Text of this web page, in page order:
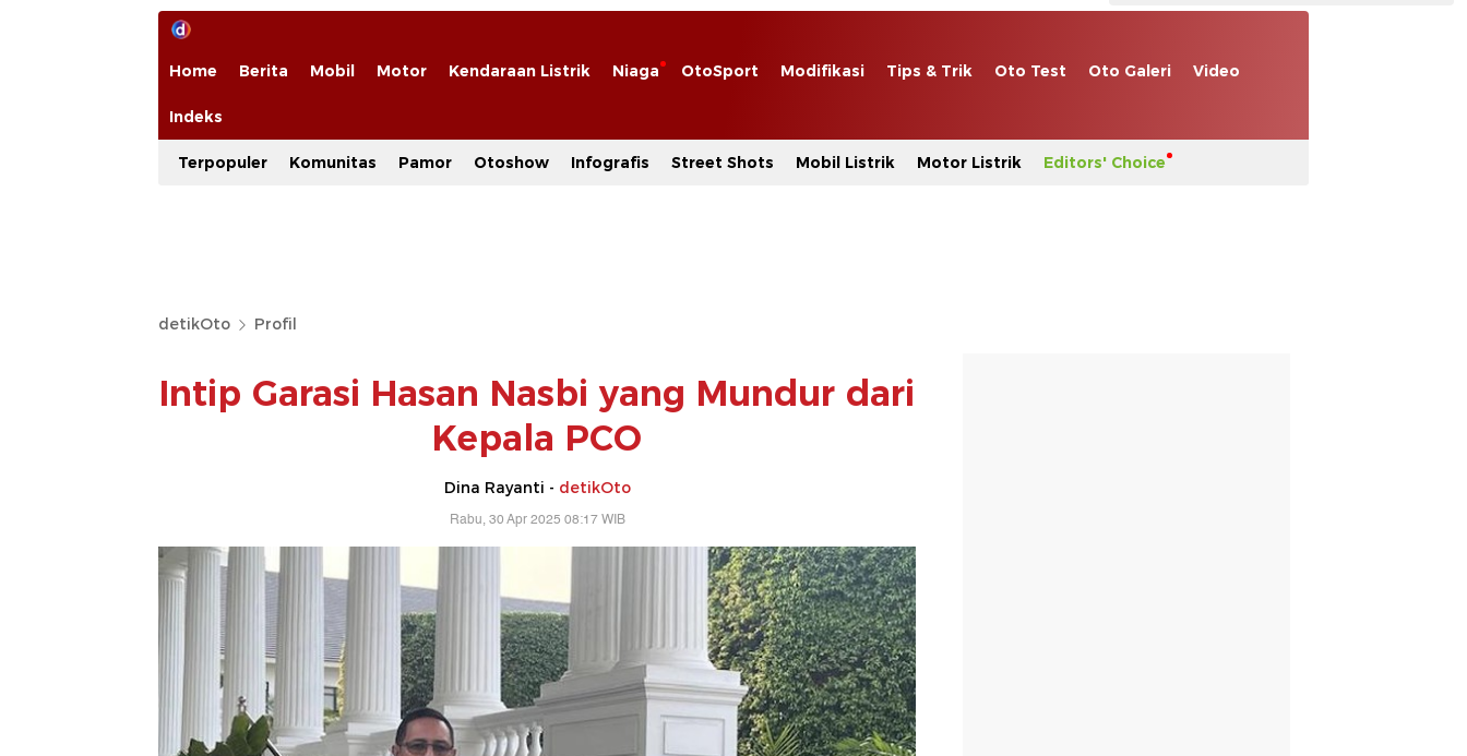
Home Berita Mobil Motor Kendaraan Listrik Niaga OtoSport Modifikasi Tips & Trik Oto Test Oto Galeri Video
Indeks
Terpopuler Komunitas Pamor Otoshow Infografis Street Shots Mobil Listrik Motor Listrik Editors' Choice
detikOto Profil
Intip Garasi Hasan Nasbi yang Mundur dari
Kepala PCO
Dina Rayanti - detikOto
Rabu, 30 Apr 2025 08:17 WIB